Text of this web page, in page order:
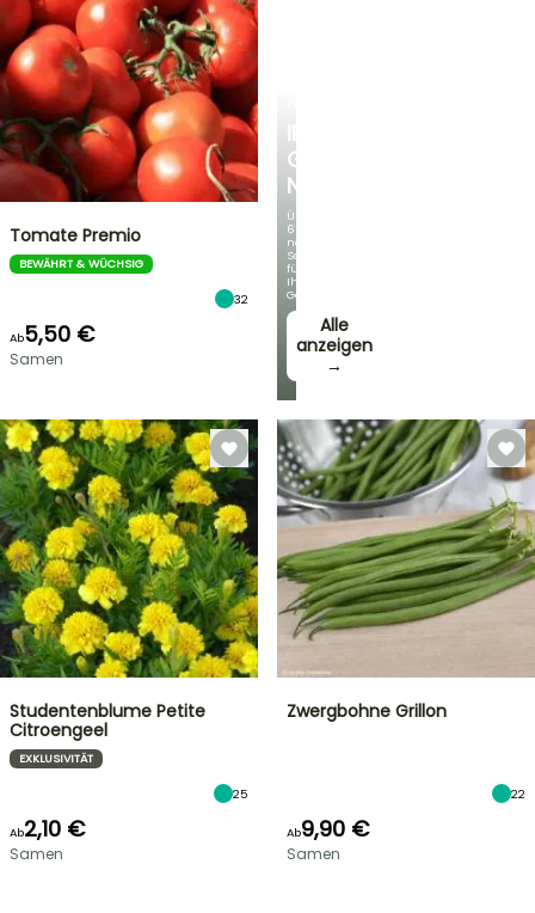
IRIS
GERMANICA
NEUHEITEN
Über
60
neue
Sorten
für
Ihren
Garten!
Alle
anzeigen
→
Tomate Premio
BEWÄHRT & WÜCHSIG
32
Ab5,50 €
Samen
Studentenblume Petite
Citroengeel
EXKLUSIVITÄT
25
Ab2,10 €
Samen
Zwergbohne Grillon
22
Ab9,90 €
Samen